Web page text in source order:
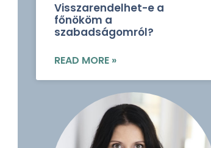
Visszarendelhet-e a
főnököm a
szabadságomról?
READ MORE »